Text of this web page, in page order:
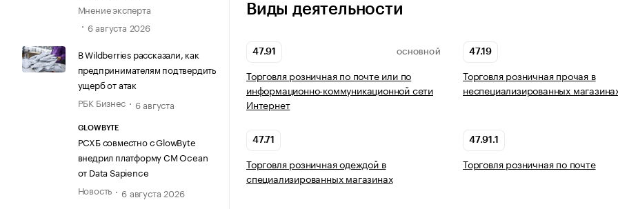
Мнение эксперта
6 августа 2026
В Wildberries рассказали, как
предпринимателям подтвердить
ущерб от атак
РБК Бизнес
6 августа
GLOWBYTE
РСХБ совместно с GlowByte
внедрил платформу CM Ocean
от Data Sapience
Новость
6 августа 2026
Виды деятельности
47.91 ОСНОВНОЙ
Торговля розничная по почте или по
информационно-коммуникационной сети
Интернет
47.19
Торговля розничная прочая в
неспециализированных
47.71
Торговля розничная одеждой в
специализированных магазинах
47.91.1
Торговля розничная по почте